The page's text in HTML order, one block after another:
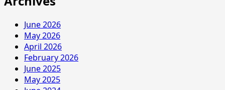
June 2026
May 2026
April 2026
February 2026
June 2025
May 2025